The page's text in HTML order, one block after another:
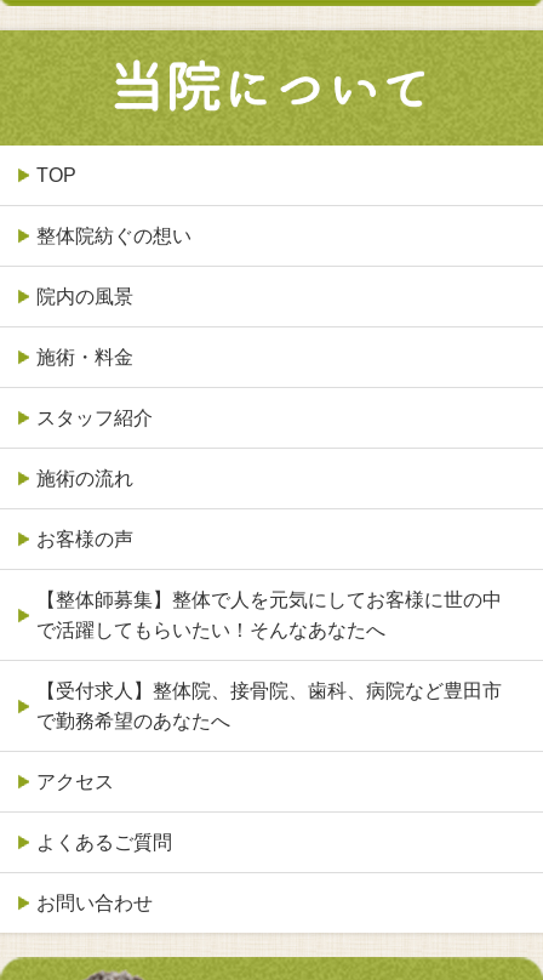
TOP
整体院紡ぐの想い
院内の風景
施術・料金
スタッフ紹介
施術の流れ
お客様の声
【整体師募集】整体で人を元気にしてお客様に世の中
で活躍してもらいたい！そんなあなたへ
【受付求人】整体院、接骨院、歯科、病院など豊田市
で勤務希望のあなたへ
アクセス
よくあるご質問
お問い合わせ